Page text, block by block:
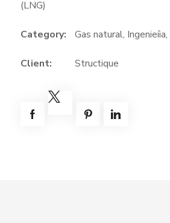
(LNG)
Category: Gas natural, Ingenieíia,
Client: Structique